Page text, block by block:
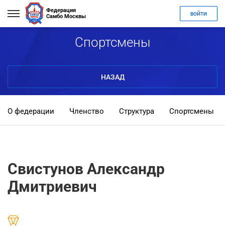
Федерация
Самбо Москвы
ВОЙТИ
Спортсмены
НАЗАД
О федерации Членство Структура Спортсмены
Свистунов Александр
Дмитриевич